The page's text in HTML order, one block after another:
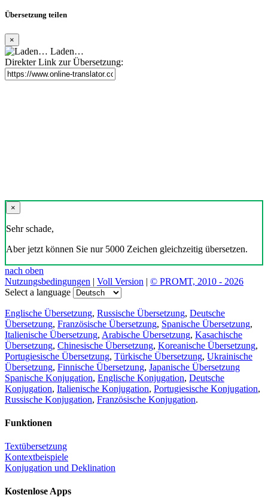
Übersetzung teilen
×
Laden…
Direkter Link zur Übersetzung:
×
Sehr schade,
Aber jetzt können Sie nur 5000 Zeichen gleichzeitig übersetzen.
nach oben
Nutzungsbedingungen | Voll Version | © PROMT, 2010 - 2026
Select a language
Englische Übersetzung, Russische Übersetzung, Deutsche
Übersetzung, Französische Übersetzung, Spanische Übersetzung,
Italienische Übersetzung, Arabische Übersetzung, Kasachische
Übersetzung, Chinesische Übersetzung, Koreanische Übersetzung,
Portugiesische Übersetzung, Türkische Übersetzung, Ukrainische
Übersetzung, Finnische Übersetzung, Japanische Übersetzung
Spanische Konjugation, Englische Konjugation, Deutsche
Konjugation, Italienische Konjugation, Portugiesische Konjugation,
Russische Konjugation, Französische Konjugation.
Funktionen
Textübersetzung
Kontextbeispiele
Konjugation und Deklination
Kostenlose Apps